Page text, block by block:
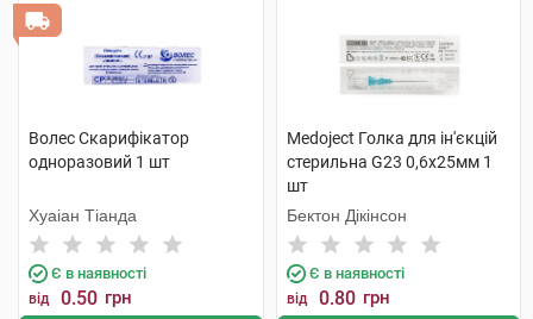
Медичні інструменти
Одноразовий медичний одяг
Пристрої для дренування порожнин
Рентгенівська плівка
Товари для урології
Трубки газовідвідні
Хірургічний шовний матеріал
Шприц-ручки
Волес Скарифікатор
одноразовий 1 шт
Хуаіан Тіанда
Є в наявності
від 0.50 грн
Medoject Голка для ін'єкцій
стерильна G23 0,6х25мм 1
шт
Бектон Дікінсон
Є в наявності
від 0.80 грн